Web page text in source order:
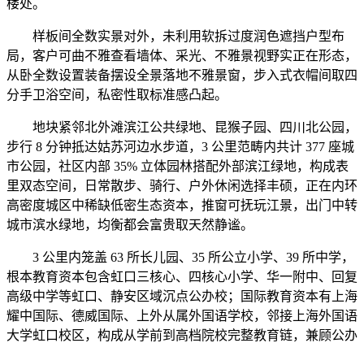
楼处。
样板间全数实景对外，未利用软拆过度润色遮挡户型布
局，客户可曲不雅查看墙体、采光、不雅景视野实正在形态，
从卧全数设置装备摆设全景落地不雅景窗，步入式衣帽间取四
分手卫浴空间，私密性取标准感凸起。
地块紧邻北外滩滨江公共绿地、昆猴子园、四川北公园，
步行 8 分钟抵达姑苏河边水步道，3 公里范畴内共计 377 座城
市公园，社区内部 35% 立体园林搭配外部滨江绿地，构成表
里双态空间，日常散步、骑行、户外休闲选择丰硕，正在内环
高密度城区中稀缺低密生态资本，推窗可抚玩江景，出门中转
城市滨水绿地，均衡都会富贵取天然静谧。
3 公里内笼盖 63 所长儿园、35 所公立小学、39 所中学，
根本教育资本包含虹口三核心、四核心小学、华一附中、回复
高级中学等虹口、静安区域沉点公办校；国际教育资本有上海
耀中国际、德威国际、上外从属外国语学校，邻接上海外国语
大学虹口校区，构成从学前到高档院校完整教育链，兼顾公办